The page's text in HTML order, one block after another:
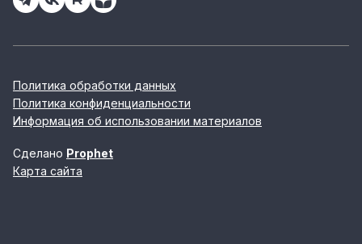
Политика обработки данных
Политика конфиденциальности
Информация об использовании материалов
Сделано Prophet
Карта сайта